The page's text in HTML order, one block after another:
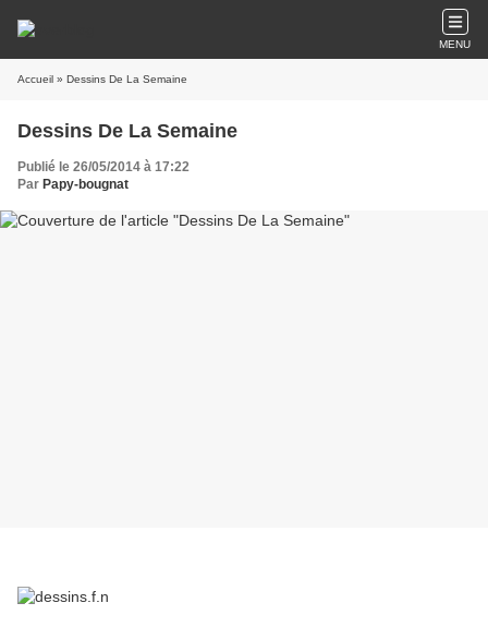
MENU
Accueil » Dessins De La Semaine
Dessins De La Semaine
Publié le 26/05/2014 à 17:22
Par Papy-bougnat